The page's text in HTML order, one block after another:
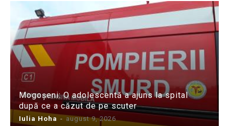
Mogoșeni: O adolescentă a ajuns la spital
după ce a căzut de pe scuter
Iulia Hoha - august 9, 2026